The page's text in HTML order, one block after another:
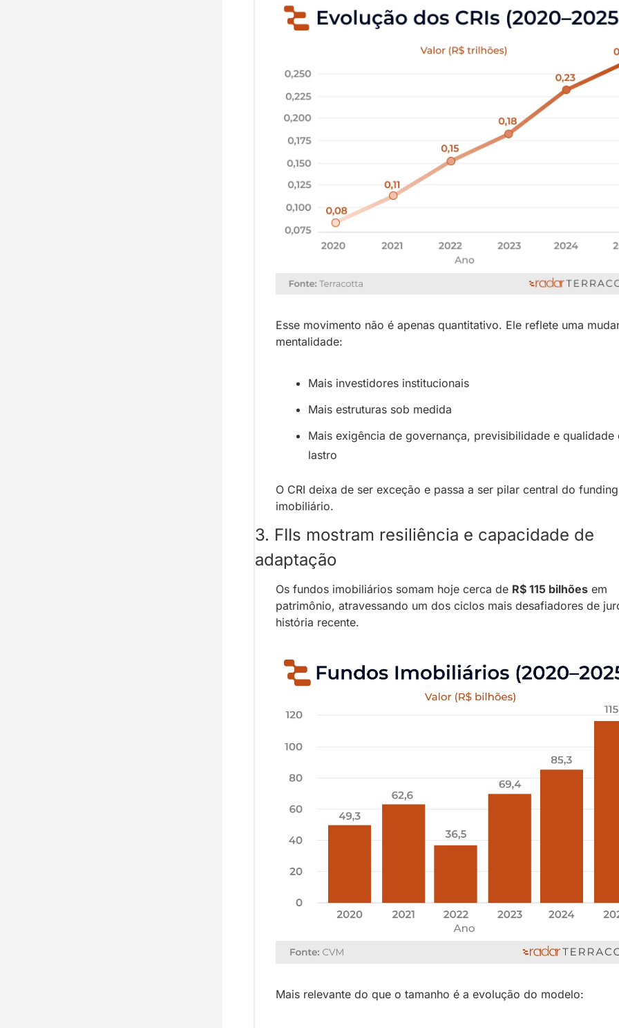
Esse movimento não é apenas quantitativo. Ele reflete uma
mentalidade:
Mais investidores institucionais
Mais estruturas sob medida
Mais exigência de governança, previsibilidade e qualidade
lastro
O CRI deixa de ser exceção e passa a ser pilar central do funding
imobiliário.
3. FIIs mostram resiliência e capacidade de
adaptação
Os fundos imobiliários somam hoje cerca de R$ 115 bilhões em
patrimônio, atravessando um dos ciclos mais desafiadores de
história recente.
Mais relevante do que o tamanho é a evolução do modelo: